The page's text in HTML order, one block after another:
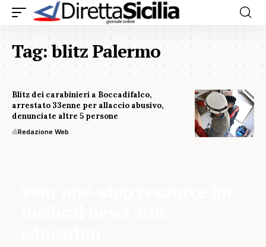
Tag:blitz Palermo
Blitz dei carabinieri a Boccadifalco,
arrestato 33enne per allaccio abusivo,
denunciate altre 5 persone
diRedazione Web